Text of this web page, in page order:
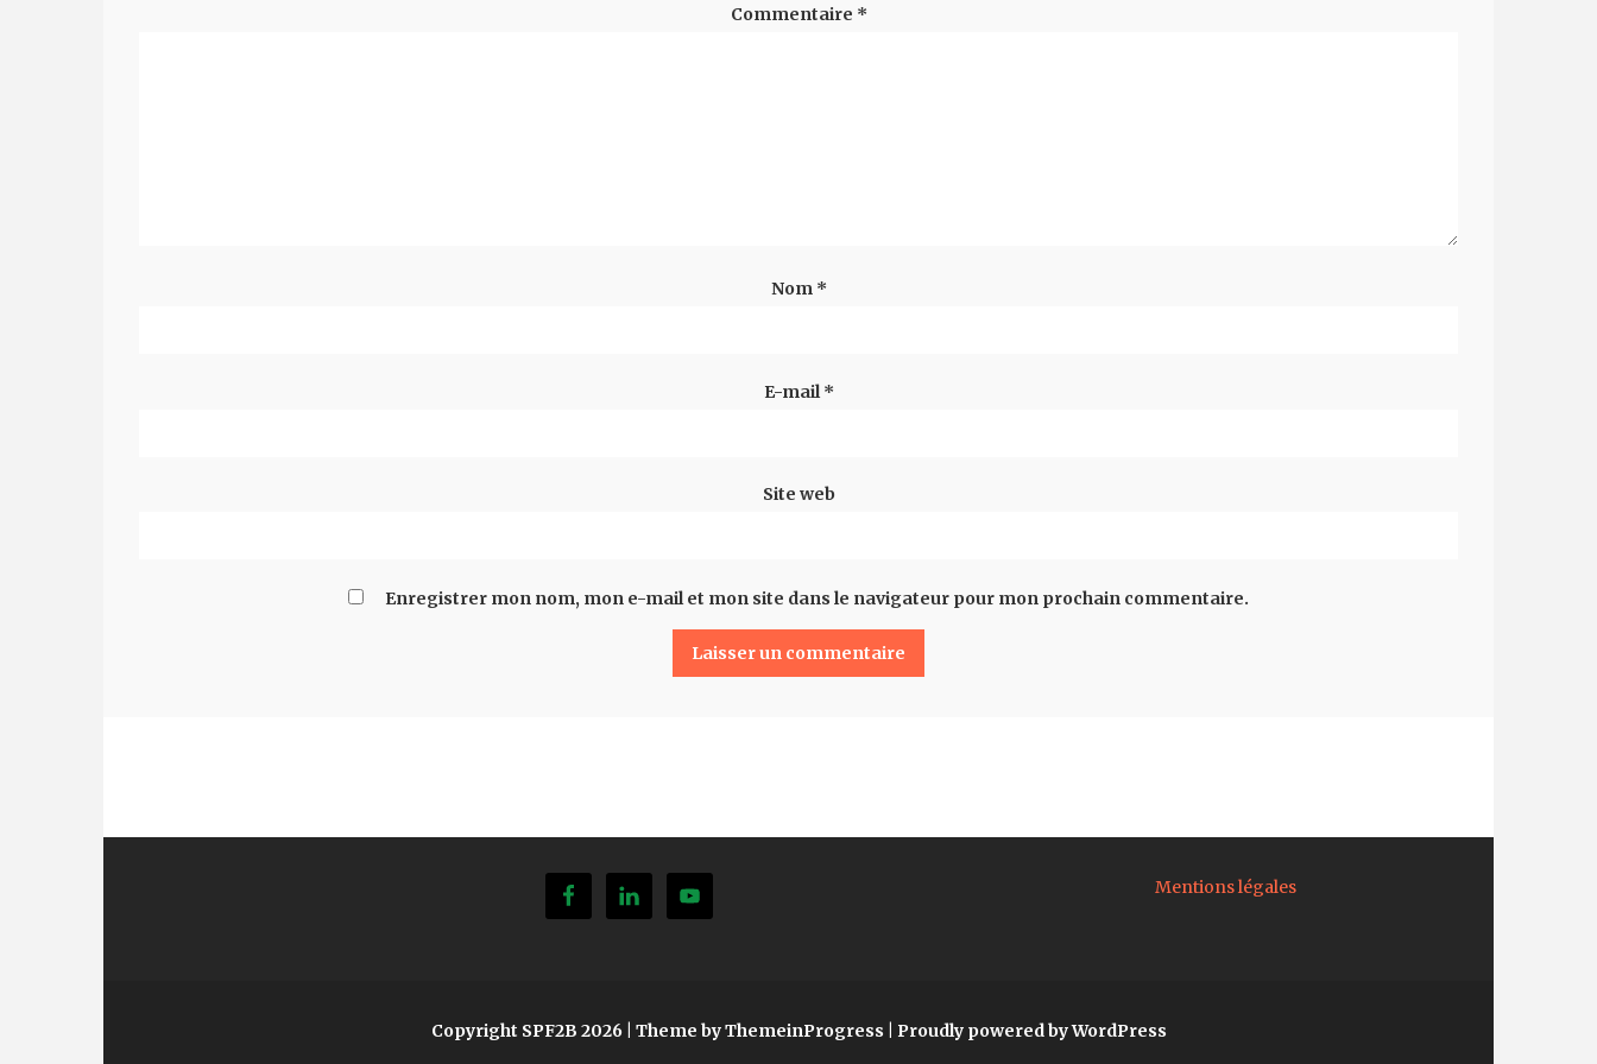
Commentaire *
Nom *
E-mail *
Site web
Enregistrer mon nom, mon e-mail et mon site dans le navigateur pour mon prochain commentaire.
Mentions légales
Copyright SPF2B 2026 | Theme by ThemeinProgress | Proudly powered by WordPress